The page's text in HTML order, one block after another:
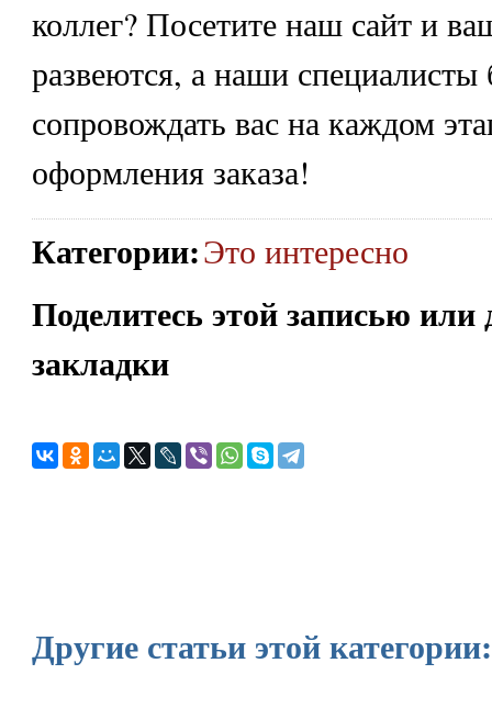
коллег? Посетите наш сайт и
развеются, а наши специалисты
сопровождать вас на каждом
оформления заказа!
Категории:Это интересно
Поделитесь этой записью или
закладки
Другие статьи этой категории: